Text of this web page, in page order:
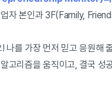
자 본인과 3F(Family,
나를 가장 먼저 믿고 응원해
고리즘을 움직이고, 결국 성